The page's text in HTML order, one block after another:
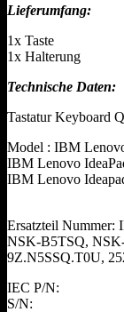
Lieferumfang:
1x Taste
1x Halterung
Technische Daten:
Tastatur Keyboard
Model : IBM
IBM Lenovo
IBM Lenovo
Ersatzteil Nummer:
NSK-B5TSQ,
9Z.N5SSQ.T0U,
IEC P/N:
S/N: